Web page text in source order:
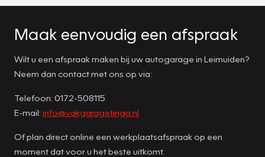
Maak eenvoudig een afspraak
Wilt u een afspraak maken bij uw autogarage in Leimuiden?
Neem dan contact met ons op via:
Telefoon: 0172-508115
E-mail: info@vakgaragetinga.nl
Of plan direct online een werkplaatsafspraak op een
moment dat voor u het beste uitkomt.